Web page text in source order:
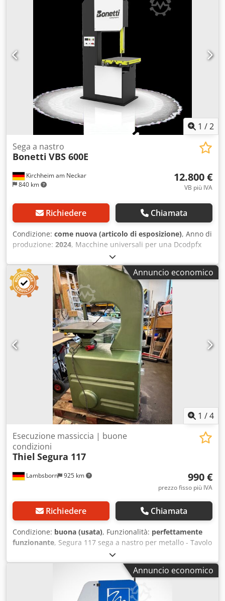
1 /2
Kirchheim am Neckar
840 km
Sega a nastro
Bonetti VBS 600E
12.800 €
VB più IVA
Richiedere Chiamata
Condizione: come nuova (articolo di esposizione), Anno di
produzione: 2024, Macchine universali per una Dcodpfx
Asy T N Nhji Hok un'ampia gamma di applicazioni Affidabili
e robuste segatrici a nastro, macchine per una lunga
durata
Annuncio economico
1 /4
Lambsborn 925 km
Esecuzione massiccia | buone
condizioni
Thiel Segura 117
990 €
prezzo fisso più IVA
Richiedere Chiamata
Condizione: buona (usata), Funzionalità: perfettamente
funzionante, Segura 117 sega a nastro per metallo - Tavolo
inclinabile - con dispositivo per la saldatura delle lame a
nastro Ideal - costruzione molto robusta - regolazione della
velocità Dcsdpfx Aieygmzte Hek A causa dell’età della
macchina usata, la vendita a clienti commerciali avviene
con esclusione della garanzia.
Annuncio economico